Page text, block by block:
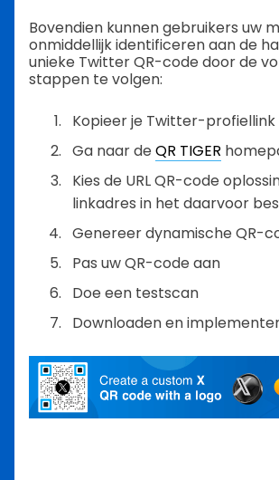
Bovendien kunnen gebruikers uw
onmiddellijk identificeren aan de
unieke Twitter QR-code door de
stappen te volgen:
Kopieer je Twitter-profiellink
Ga naar de QR TIGER
Kies de URL QR-code
linkadres in het daarvoor
Genereer dynamische QR-
Pas uw QR-code aan
Doe een testscan
Downloaden en